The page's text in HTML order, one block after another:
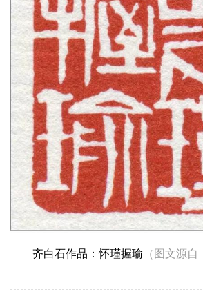
齐白石作品：怀瑾握瑜 （图文源